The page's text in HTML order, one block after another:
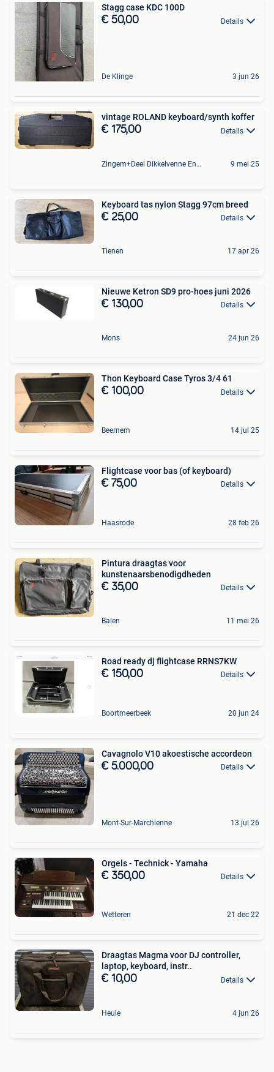
Stagg case KDC 100D
€ 50,00 Details
De Klinge 3 jun 26
vintage ROLAND keyboard/synth koffer
€ 175,00 Details
Zingem+Deel Dikkelvenne En Nederzwalm-Hermelgem 9 mei 25
Keyboard tas nylon Stagg 97cm breed
€ 25,00 Details
Tienen 17 apr 26
Nieuwe Ketron SD9 pro-hoes juni 2026
€ 130,00 Details
Mons 24 jun 26
Thon Keyboard Case Tyros 3/4 61
€ 100,00 Details
Beernem 14 jul 25
Flightcase voor bas (of keyboard)
€ 75,00 Details
Haasrode 28 feb 26
Pintura draagtas voor
kunstenaarsbenodigdheden
€ 35,00 Details
Balen 11 mei 26
Road ready dj flightcase RRNS7KW
€ 150,00 Details
Boortmeerbeek 20 jun 24
Cavagnolo V10 akoestische accordeon
€ 5.000,00 Details
Mont-Sur-Marchienne 13 jul 26
Orgels - Technick - Yamaha
€ 350,00 Details
Wetteren 21 dec 22
Draagtas Magma voor DJ controller,
laptop, keyboard, instr..
€ 10,00 Details
Heule 4 jun 26